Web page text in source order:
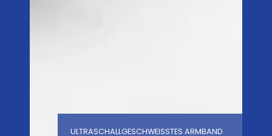
ULTRASCHALLGESCHWEISSTES ARMBAND